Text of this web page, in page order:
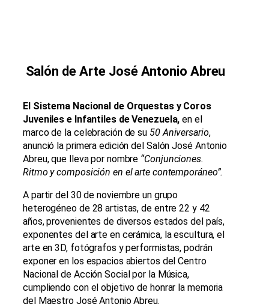
Salón de Arte José Antonio Abreu
El Sistema Nacional de Orquestas y Coros
Juveniles e Infantiles de Venezuela, en el
marco de la celebración de su 50 Aniversario,
anunció la primera edición del Salón José Antonio
Abreu, que lleva por nombre “Conjunciones.
Ritmo y composición en el arte contemporáneo”.
A partir del 30 de noviembre un grupo
heterogéneo de 28 artistas, de entre 22 y 42
años, provenientes de diversos estados del país,
exponentes del arte en cerámica, la escultura, el
arte en 3D, fotógrafos y performistas, podrán
exponer en los espacios abiertos del Centro
Nacional de Acción Social por la Música,
cumpliendo con el objetivo de honrar la memoria
del Maestro José Antonio Abreu.